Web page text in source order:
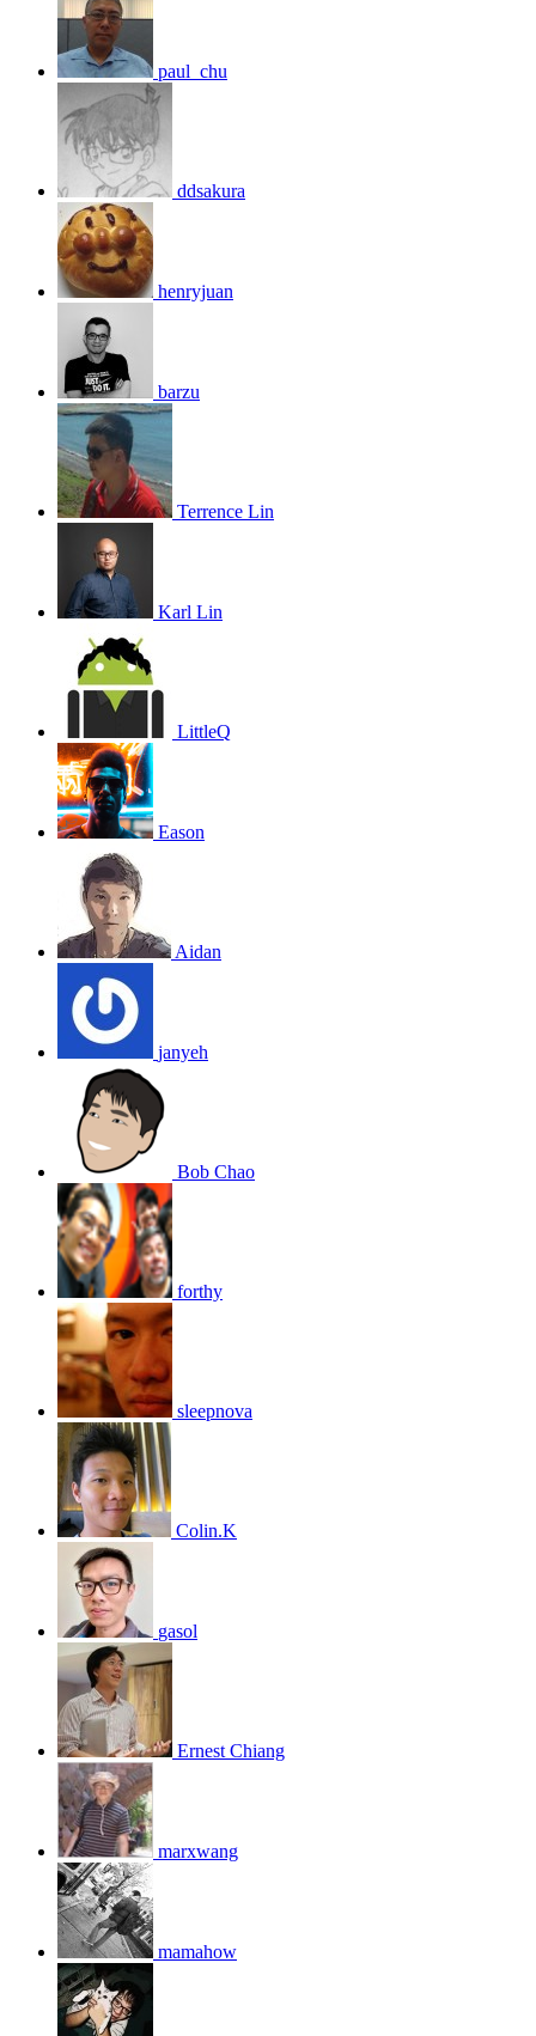
paul_chu
ddsakura
henryjuan
barzu
Terrence Lin
Karl Lin
LittleQ
Eason
Aidan
janyeh
Bob Chao
forthy
sleepnova
Colin.K
gasol
Ernest Chiang
marxwang
mamahow